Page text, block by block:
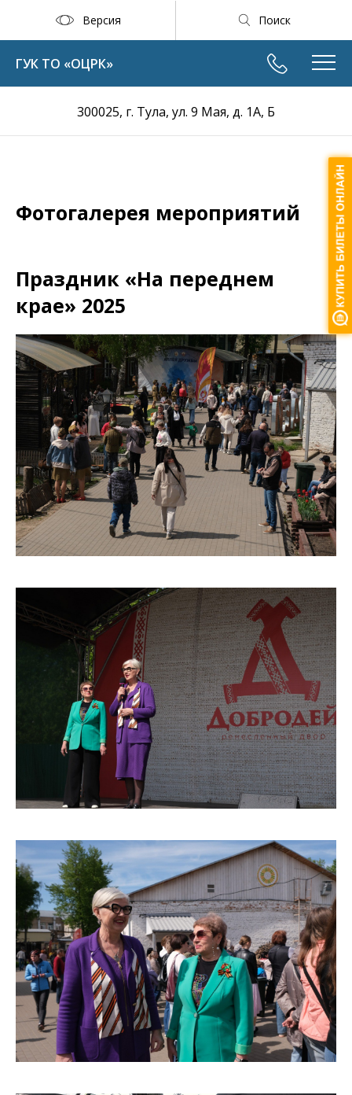
Версия Поиск
300025, г. Тула, ул. 9 Мая, д. 1А, Б
ГУК ТО «ОЦРК»
Фотогалерея мероприятий
Праздник «На переднем
крае» 2025